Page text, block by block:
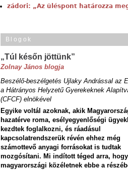
zádori: „Az üléspont határozza
Blogok
„Túl későn jöttünk”
Zolnay János blogja
Beszélő-beszélgetés Ujlaky Andrással az
a Hátrányos Helyzetű Gyerekeknek
(CFCF) elnökével
Egyike voltál azoknak, akik
hazatérve roma, esélyegyenlőségi
kezdtek foglalkozni, és ráadásul
kapcsolatrendszerük révén ehhez még
számottevő anyagi forrásokat is tudtak
mozgósítani. Mi indított téged arra,
magyarországi közéletnek ebbe a